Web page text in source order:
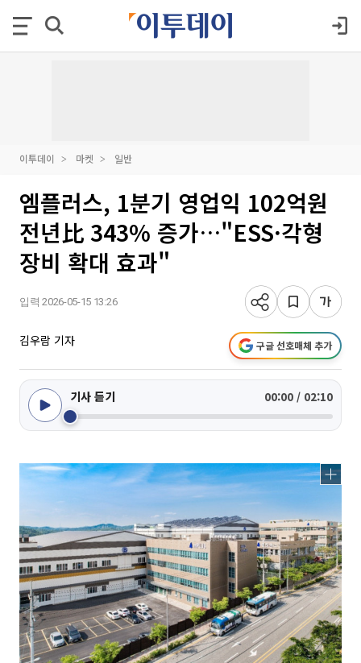
이투데이 마켓 일반
엠플러스, 1분기 영업익 102억원
전년比 343% 증가…"ESS·각형
장비 확대 효과"
입력 2026-05-15 13:26
김우람 기자 구글 선호매체 추가
기사 듣기 00:00 / 02:10